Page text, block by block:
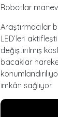
Robotlar
Araştırmacılar
LED’leri
değiştirilmiş
bacaklar
imkân sağlıyor.